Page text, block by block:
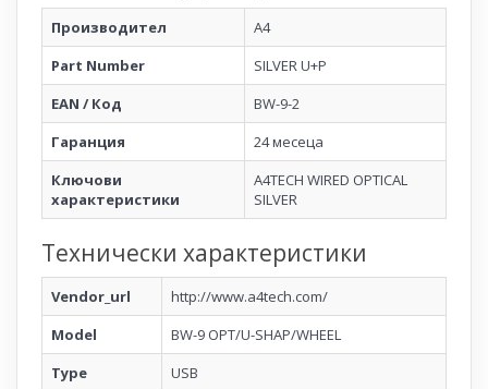
Производител
A4
Part Number
SILVER U+P
EAN / Код
BW-9-2
Гаранция
24 месеца
Ключови
характеристики
A4TECH WIRED OPTICAL
SILVER
Технически характеристики
Vendor_url
http://www.a4tech.com/
Model
BW-9 OPT/U-SHAP/WHEEL
Type
USB